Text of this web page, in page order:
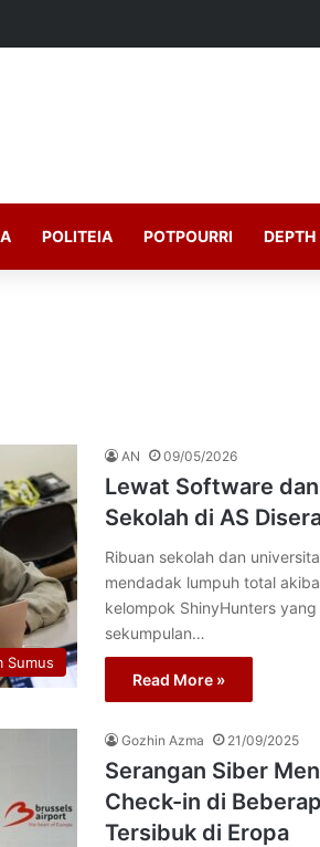
POLITEIA POTPOURRI DEPTH
Sumus
AN 09/05/2026
Lewat Software
Sekolah di AS
Ribuan sekolah dan
mendadak lumpuh total
kelompok ShinyHunters
sekumpulan…
Read More »
Gozhin Azma 21/09/2025
Serangan Siber
Check-in di
Tersibuk di Eropa